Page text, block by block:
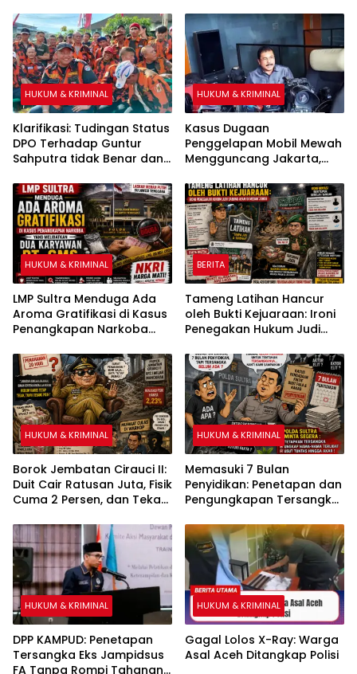
Terkait Pemeriksaan
Surveyor PT Tribhakti
Amonggedo tidak Mampu
Diselesaikan
HUKUM & KRIMINAL
Klarifikasi: Tudingan Status
DPO Terhadap Guntur
Sahputra tidak Benar dan
HUKUM & KRIMINAL
Kasus Dugaan
Penggelapan Mobil Mewah
Mengguncang Jakarta,
Hukum di Polda Metro Jaya
HUKUM & KRIMINAL
LMP Sultra Menduga Ada
Aroma Gratifikasi di Kasus
Penangkapan Narkoba
Karyawan PT GMS
BERITA
Tameng Latihan Hancur
oleh Bukti Kejuaraan: Ironi
Penegakan Hukum Judi
Johor
HUKUM & KRIMINAL
Borok Jembatan Cirauci II:
Duit Cair Ratusan Juta, Fisik
Cuma 2 Persen, dan Teka-
Bombana
HUKUM & KRIMINAL
Memasuki 7 Bulan
Penyidikan: Penetapan dan
Pengungkapan Tersangka
Bibit Pala dan Kakao Rp26
Miliar Dipertanyakan
HUKUM & KRIMINAL
DPP KAMPUD: Penetapan
Tersangka Eks Jampidsus
FA Tanpa Rompi Tahanan
HUKUM & KRIMINAL
Gagal Lolos X-Ray: Warga
Asal Aceh Ditangkap Polisi